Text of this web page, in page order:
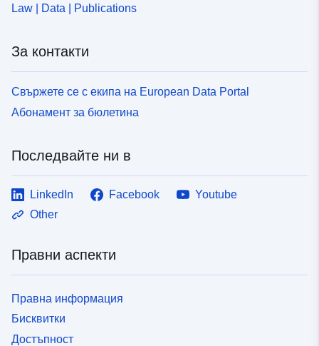
Law | Data | Publications
За контакти
Свържете се с екипа на European Data Portal
Абонамент за бюлетина
Последвайте ни в
LinkedIn Facebook
Youtube
Other
Правни аспекти
Правна информация
Бисквитки
Достъпност